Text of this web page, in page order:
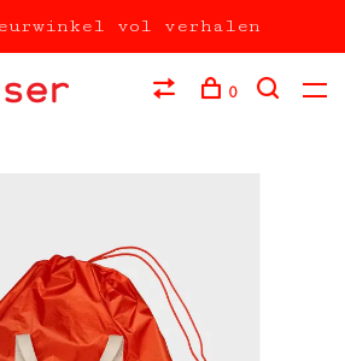
vol verhalen
0